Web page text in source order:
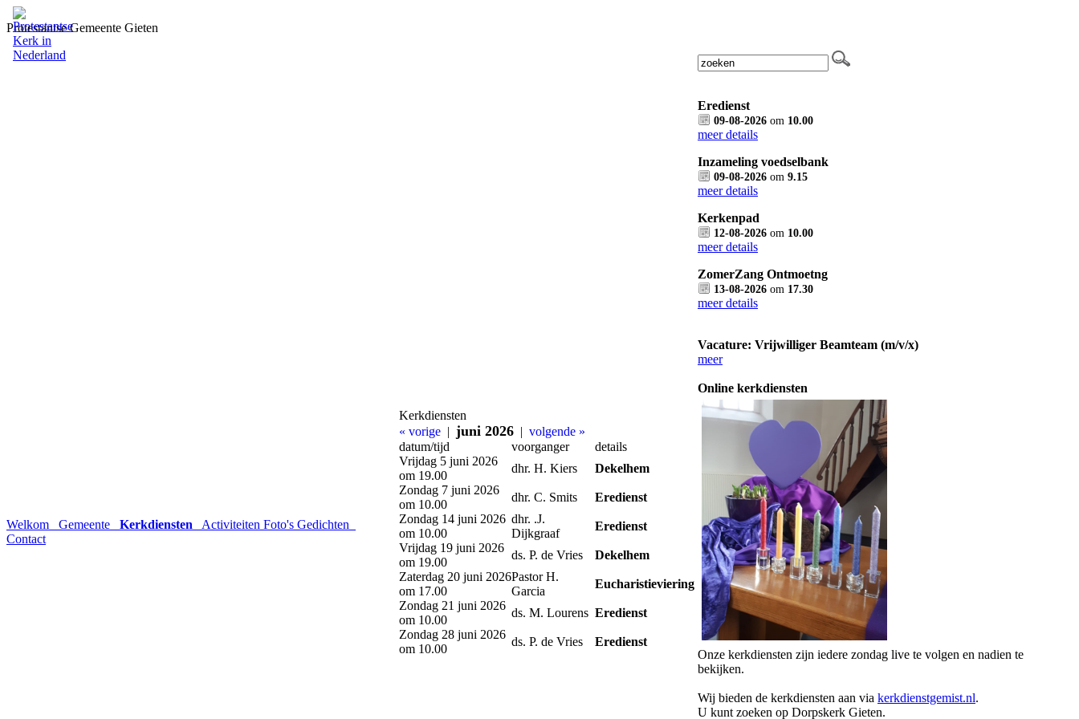
Protestantse Gemeente Gieten
Welkom Gemeente Kerkdiensten Activiteiten Foto's Gedichten
Contact
Kerkdiensten
« vorige | juni 2026 | volgende »
datum/tijd
voorganger
details
Vrijdag 5 juni 2026
om 19.00
dhr. H. Kiers
Dekelhem
Zondag 7 juni 2026
om 10.00
dhr. C. Smits
Eredienst
Zondag 14 juni 2026
om 10.00
dhr. .J.
Dijkgraaf
Eredienst
Vrijdag 19 juni 2026
om 19.00
ds. P. de Vries
Dekelhem
Zaterdag 20 juni 2026
om 17.00
Pastor H.
Garcia
Eucharistieviering
Zondag 21 juni 2026
om 10.00
ds. M. Lourens Eredienst
Zondag 28 juni 2026
om 10.00
ds. P. de Vries Eredienst
Eredienst
09-08-2026 om 10.00
meer details
Inzameling voedselbank
09-08-2026 om 9.15
meer details
Kerkenpad
12-08-2026 om 10.00
meer details
ZomerZang Ontmoetng
13-08-2026 om 17.30
meer details
Vacature: Vrijwilliger Beamteam (m/v/x)
meer
Online kerkdiensten
Onze kerkdiensten zijn iedere zondag live te volgen en nadien te
bekijken.
Wij bieden de kerkdiensten aan via kerkdienstgemist.nl.
U kunt zoeken op Dorpskerk Gieten.